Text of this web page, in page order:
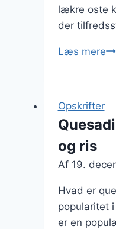
lækre oste
der
Læs mere
Opskrifter
og ris
Af 19.
Hvad er
popularitet
er en